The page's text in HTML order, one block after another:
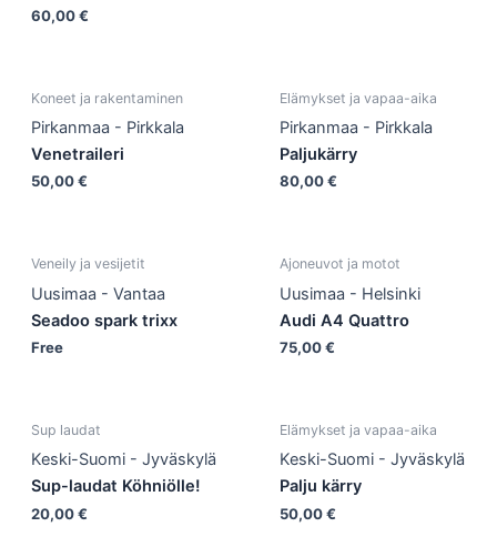
60,00€
Koneet ja rakentaminen
Pirkanmaa - Pirkkala
Venetraileri
50,00€
Elämykset ja vapaa-aika
Pirkanmaa - Pirkkala
Paljukärry
80,00€
Veneily ja vesijetit
Uusimaa - Vantaa
Seadoo spark trixx
Free
Ajoneuvot ja motot
Uusimaa - Helsinki
Audi A4 Quattro
75,00€
Sup laudat
Keski-Suomi - Jyväskylä
Sup-laudat Köhniölle!
20,00€
Elämykset ja vapaa-aika
Keski-Suomi - Jyväskylä
Palju kärry
50,00€